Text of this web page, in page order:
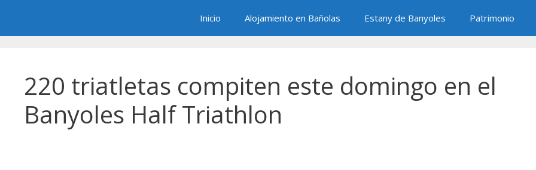
contenido
Inicio Alojamiento en Bañolas Estany de Banyoles Patrimonio
220 triatletas compiten este domingo en el
Banyoles Half Triathlon